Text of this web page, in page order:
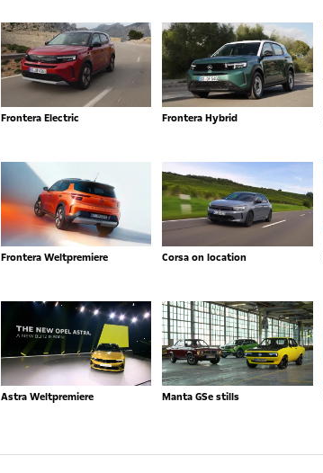
Frontera Electric Frontera Hybrid
Frontera Weltpremiere Corsa on location
Astra Weltpremiere Manta GSe stills